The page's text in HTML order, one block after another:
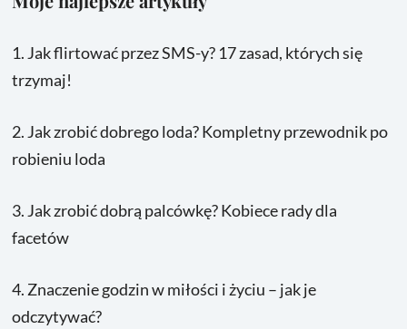
1. Jak flirtować przez SMS-y? 17 zasad, których się
trzymaj!
2. Jak zrobić dobrego loda? Kompletny przewodnik po
robieniu loda
3. Jak zrobić dobrą palcówkę? Kobiece rady dla
facetów
4. Znaczenie godzin w miłości i życiu – jak je
odczytywać?